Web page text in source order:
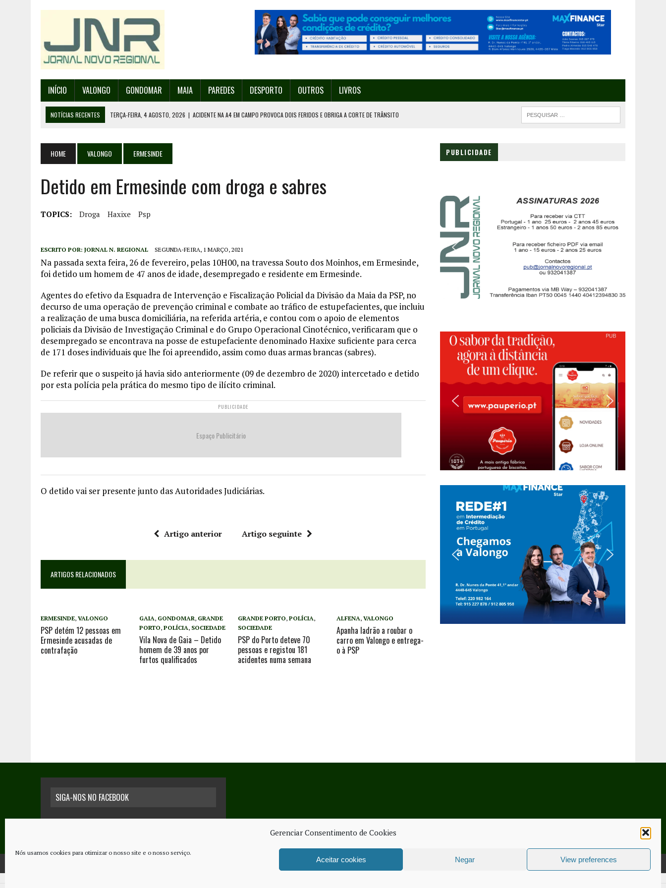
Gerenciar Consentimento de Cookies
Nós usamos cookies para otimizar o nosso site e o nosso serviço.
Aceitar cookies Negar View preferences
INÍCIO VALONGO GONDOMAR MAIA PAREDES DESPORTO OUTROS LIVROS
NOTÍCIAS RECENTES TERÇA-FEIRA, 4 AGOSTO, 2026 | ACIDENTE NA A4 EM CAMPO PROVOCA DOIS FERIDOS E OBRIGA A CORTE DE TRÂNSITO
SEGUNDA-FEIRA, 3 AGOSTO, 2026 | CAMPANHA PARA RECOLHA DE RESÍDUOS EM VALONGO
TERÇA-FEIRA, 4 AGOSTO, 2026
INAUGURAÇÃO DA PRAÇA DA DEMOCRACIA ESTA QUINTA-FEIRA EM VALONGO VAI CONTAR COM 200 DRONES
HOME VALONGO ERMESINDE
Detido em Ermesinde com droga e sabres
TOPICS: Droga Haxixe Psp
ESCRITO POR: JORNAL N. REGIONAL SEGUNDA-FEIRA, 1 MARÇO, 2021
Na passada sexta feira, 26 de fevereiro, pelas 10H00, na travessa Souto dos Moinhos, em Ermesinde,
foi detido um homem de 47 anos de idade, desempregado e residente em Ermesinde.
Agentes do efetivo da Esquadra de Intervenção e Fiscalização Policial da Divisão da Maia da PSP, no
decurso de uma operação de prevenção criminal e combate ao tráfico de estupefacientes, que incluiu
a realização de uma busca domiciliária, na referida artéria, e contou com o apoio de elementos
policiais da Divisão de Investigação Criminal e do Grupo Operacional Cinotécnico, verificaram que o
desempregado se encontrava na posse de estupefaciente denominado Haxixe suficiente para cerca
de 171 doses individuais que lhe foi apreendido, assim como duas armas brancas (sabres).
De referir que o suspeito já havia sido anteriormente (09 de dezembro de 2020) intercetado e detido
por esta polícia pela prática do mesmo tipo de ilícito criminal.
PUBLICIDADE
Espaço Publicitário
O detido vai ser presente junto das Autoridades Judiciárias.
Artigo anterior Artigo seguinte
ARTIGOS RELACIONADOS
ERMESINDE, VALONGO
PSP detém 12 pessoas em
Ermesinde acusadas de
contrafação
GAIA, GONDOMAR, GRANDE
PORTO,POLÍCIA, SOCIEDADE
Vila Nova de Gaia – Detido
homem de 39 anos por
furtos qualificados
GRANDE PORTO,POLÍCIA,
SOCIEDADE
PSP do Porto deteve 70
pessoas e registou 181
acidentes numa semana
ALFENA,VALONGO
Apanha ladrão a roubar o
carro em Valongo e entrega-
o à PSP
PUBLICIDADE
SIGA-NOS NO FACEBOOK
FICHA TÉCNICA ESTATUTO EDITORIAL CONTACTE-NOS COOKIE POLICY (EU)